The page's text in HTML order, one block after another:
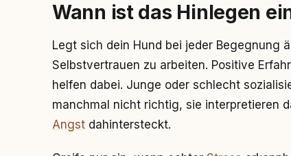
Wann ist das Hinlegen
Legt sich dein Hund bei jeder Begegnung
Selbstvertrauen zu arbeiten. Positive
helfen dabei. Junge oder schlecht
manchmal nicht richtig, sie interpretieren
Angst dahintersteckt.